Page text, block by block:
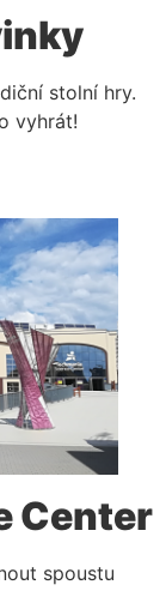
stolní hry.
vyhrát!
Center
spoustu